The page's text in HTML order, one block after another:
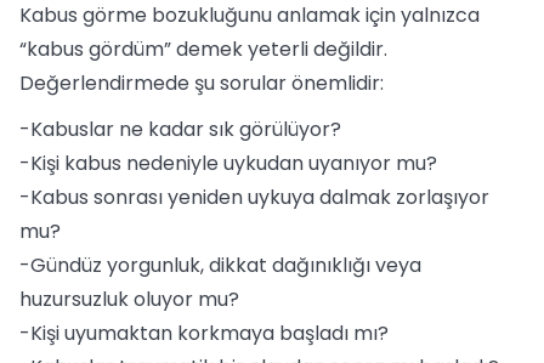
Kabus görme bozukluğunu anlamak için yalnızca
“kabus gördüm” demek yeterli değildir.
Değerlendirmede şu sorular önemlidir:
-Kabuslar ne kadar sık görülüyor?
-Kişi kabus nedeniyle uykudan uyanıyor mu?
-Kabus sonrası yeniden uykuya dalmak zorlaşıyor
mu?
-Gündüz yorgunluk, dikkat dağınıklığı veya
huzursuzluk oluyor mu?
-Kişi uyumaktan korkmaya başladı mı?